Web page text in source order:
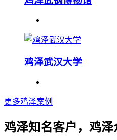
鸡泽武汉大学
更多鸡泽案例
鸡泽知名客户，鸡